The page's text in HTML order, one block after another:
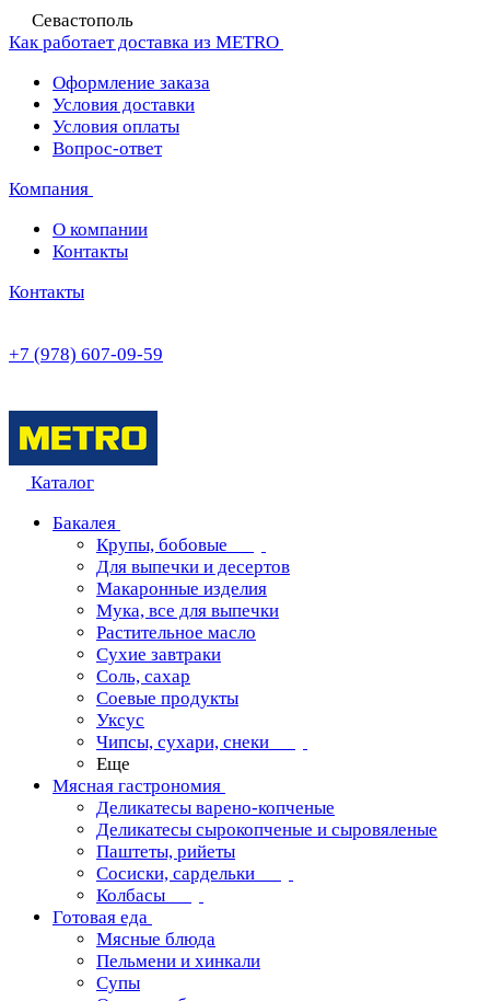
Севастополь
Как работает доставка из METRO
Оформление заказа
Условия доставки
Условия оплаты
Вопрос-ответ
Компания
О компании
Контакты
Контакты
+7 (978) 607-09-59
Каталог
Бакалея
Крупы, бобовые
Для выпечки и десертов
Макаронные изделия
Мука, все для выпечки
Растительное масло
Сухие завтраки
Соль, сахар
Соевые продукты
Уксус
Чипсы, сухари, снеки
Еще
Мясная гастрономия
Деликатесы варено-копченые
Деликатесы сырокопченые и сыровяленые
Паштеты, рийеты
Сосиски, сардельки
Колбасы
Готовая еда
Мясные блюда
Пельмени и хинкали
Супы